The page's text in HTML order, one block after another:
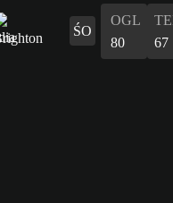
ŚO
OGL
80
67